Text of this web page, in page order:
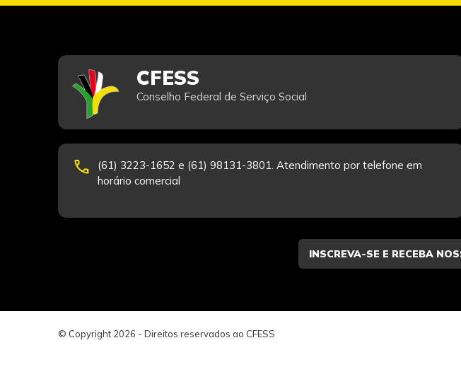
CFESS
Conselho Federal de Serviço Social
phone
(61) 3223-1652 e (61) 98131-3801. Atendimento por telefone em
horário comercial
© Copyright 2026 - Direitos reservados ao CFESS